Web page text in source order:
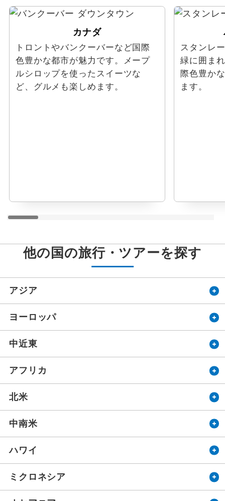
カナダ
トロントやバンクーバーなど国際
色豊かな都市が魅力です。メープ
ルシロップを使ったスイーツな
ど、グルメも楽しめます。
スタンレ
緑に囲ま
際色豊か
ます。
他の国の旅行・ツアーを探す
アジア
ヨーロッパ
中近東
アフリカ
北米
中南米
ハワイ
ミクロネシア